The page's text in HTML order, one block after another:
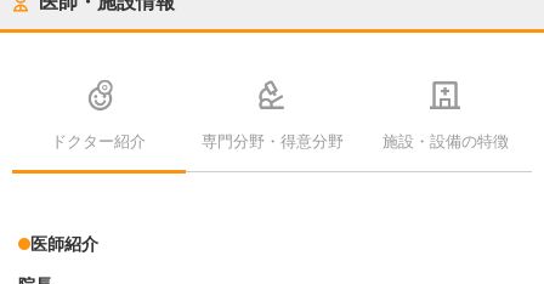
ドクター紹介 専門分野・得意分野 施設・設備の特徴
医師紹介